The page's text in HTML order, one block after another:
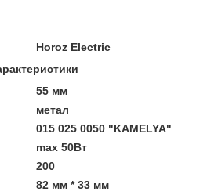
Horoz Electric
55 мм
метал
015 025 0050 "KAMELYA"
max 50Вт
200
82 мм * 33 мм